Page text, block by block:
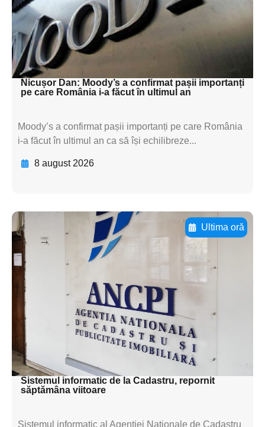
subtitluAdaugă aici
textul pentru
subtitluAdaugă aici
textul pentru subti
Nicușor Dan: Moody’s a confirmat pașii importanți
pe care România i-a făcut în ultimul an
Moody’s a confirmat pașii importanți pe care România
i-a făcut în ultimul an ca să își echilibreze...
8 august 2026
Ultima oră
Adaugă aici textul pentru
subtitluAdaugă aici
textul pentru
subtitluAdaugă aici
textul pentru
subtitluAdaugă aici
textul pentru subti
Sistemul informatic de la Cadastru, repornit
săptămâna viitoare
Sistemul informatic al Agenției Naționale de Cadastru